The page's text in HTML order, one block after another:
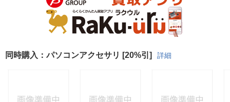
同時購入：パソコンアクセサリ [20%引] 詳細